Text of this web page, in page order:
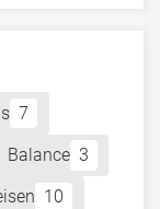
7
Balance 3
10